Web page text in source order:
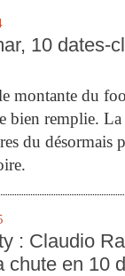
10 dates-
montante du
bien remplie.
du désormais
: Claudio
chute en 10